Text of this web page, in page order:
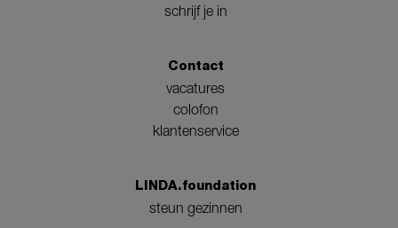
schrijf je in
Contact
vacatures
colofon
klantenservice
LINDA.foundation
steun gezinnen